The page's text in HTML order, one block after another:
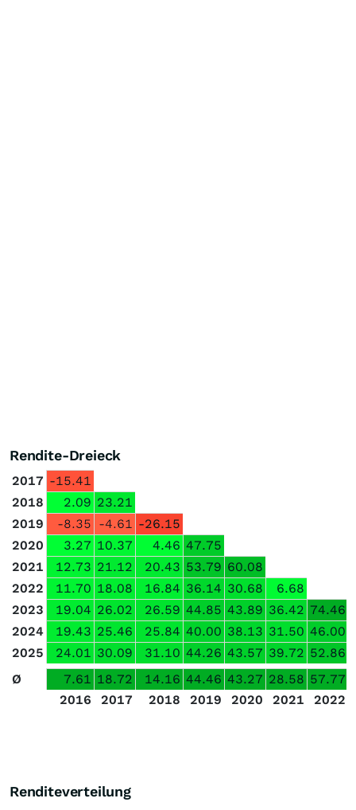
Rendite-Dreieck
2017 -15.41
2018
2.09 23.21
2019
-8.35 -4.61 -26.15
2020
3.27 10.37 4.46 47.75
2021
12.73 21.12 20.43 53.79 60.08
2022
11.70 18.08 16.84 36.14 30.68
6.68
2023
19.04 26.02 26.59 44.85 43.89 36.42 74.46
2024
19.43 25.46 25.84 40.00 38.13 31.50 46.00
2025
24.01 30.09 31.10 44.26 43.57 39.72 52.86
Ø
7.61 18.72 14.16 44.46 43.27 28.58 57.77
2016
2017 2018 2019 2020 2021 2022
Renditeverteilung